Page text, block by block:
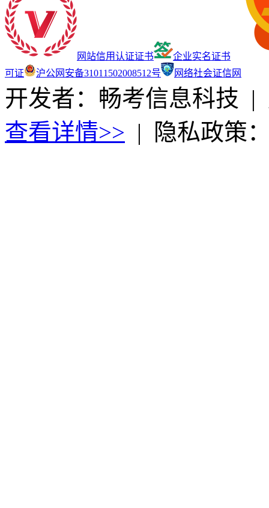
网站信用认证证书
企业实名证书
可证
沪公网安备31011502008512号 网络社会证信网
开发者：畅考信息科技 |
查看详情>> | 隐私政策